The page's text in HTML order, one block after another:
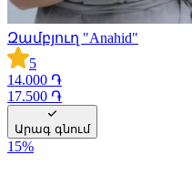
Զամբյուղ "Anahid"
5
14.000 ֏
17.500 ֏
Արագ գնում
15%